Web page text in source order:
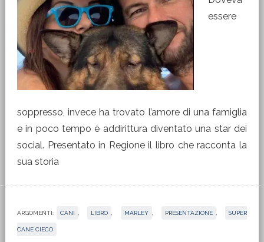
essere
soppresso, invece ha trovato l’amore di una famiglia
e in poco tempo è addirittura diventato una star dei
social. Presentato in Regione il libro che racconta la
sua storia
ARGOMENTI: CANI LIBRO MARLEY PRESENTAZIONE SUPER
CANE CIECO